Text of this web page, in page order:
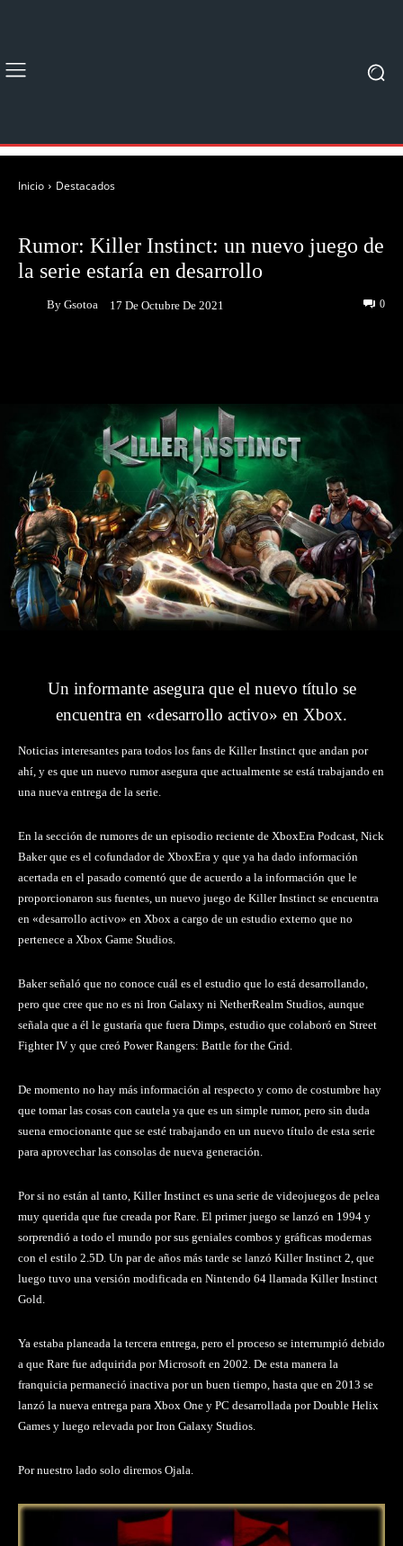
Inicio Destacados
Rumor: Killer Instinct: un nuevo juego de
la serie estaría en desarrollo
By Gsotoa 17 De Octubre De 2021 0
Un informante asegura que el nuevo título se
encuentra en «desarrollo activo» en Xbox.
Noticias interesantes para todos los fans de Killer Instinct que andan por
ahí, y es que un nuevo rumor asegura que actualmente se está trabajando en
una nueva entrega de la serie.
En la sección de rumores de un episodio reciente de XboxEra Podcast, Nick
Baker que es el cofundador de XboxEra y que ya ha dado información
acertada en el pasado comentó que de acuerdo a la información que le
proporcionaron sus fuentes, un nuevo juego de Killer Instinct se encuentra
en «desarrollo activo» en Xbox a cargo de un estudio externo que no
pertenece a Xbox Game Studios.
Baker señaló que no conoce cuál es el estudio que lo está desarrollando,
pero que cree que no es ni Iron Galaxy ni NetherRealm Studios, aunque
señala que a él le gustaría que fuera Dimps, estudio que colaboró en Street
Fighter IV y que creó Power Rangers: Battle for the Grid.
De momento no hay más información al respecto y como de costumbre hay
que tomar las cosas con cautela ya que es un simple rumor, pero sin duda
suena emocionante que se esté trabajando en un nuevo título de esta serie
para aprovechar las consolas de nueva generación.
Por si no están al tanto, Killer Instinct es una serie de videojuegos de pelea
muy querida que fue creada por Rare. El primer juego se lanzó en 1994 y
sorprendió a todo el mundo por sus geniales combos y gráficas modernas
con el estilo 2.5D. Un par de años más tarde se lanzó Killer Instinct 2, que
luego tuvo una versión modificada en Nintendo 64 llamada Killer Instinct
Gold.
Ya estaba planeada la tercera entrega, pero el proceso se interrumpió debido
a que Rare fue adquirida por Microsoft en 2002. De esta manera la
franquicia permaneció inactiva por un buen tiempo, hasta que en 2013 se
lanzó la nueva entrega para Xbox One y PC desarrollada por Double Helix
Games y luego relevada por Iron Galaxy Studios.
Por nuestro lado solo diremos Ojala.